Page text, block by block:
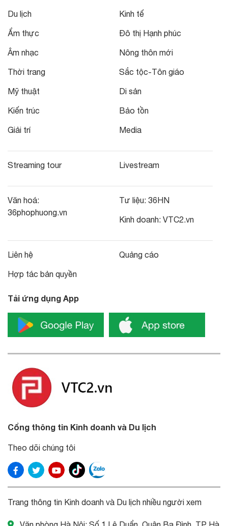
Du lịch
Ẩm thực
Âm nhạc
Thời trang
Mỹ thuật
Kiến trúc
Giải trí
Kinh tế
Đô thị Hạnh phúc
Nông thôn mới
Sắc tộc-Tôn giáo
Di sản
Bảo tồn
Media
Streaming tour Livestream
Văn hoá:
36phophuong.vn
Tư liệu: 36HN
Kinh doanh: VTC2.vn
Liên hệ
Hợp tác bản quyền
Quảng cáo
Tải ứng dụng App
Cổng thông tin Kinh doanh và Du lịch
Theo dõi chúng tôi
Trang thông tin Kinh doanh và Du lịch nhiều người xem